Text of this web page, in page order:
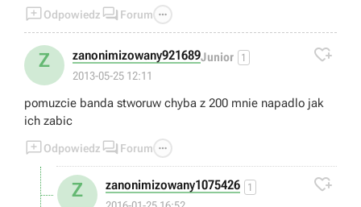
Odpowiedz  Forum 
Z zanonimizowany921689Junior 1
2013-05-25 12:11

pomuzcie banda stworuw chyba z 200 mnie napadlo jak
ich zabic
Odpowiedz  Forum 
Z zanonimizowany1075426 1 